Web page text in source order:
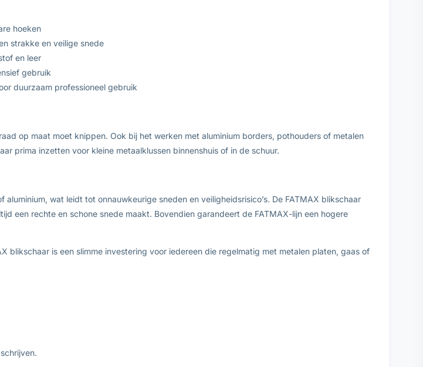
hoeken
strakke en veilige snede
en leer
gebruik
duurzaam professioneel gebruik
op maat moet knippen. Ook bij het werken met aluminium borders, pothouders of metalen
prima inzetten voor kleine metaalklussen binnenshuis of in de schuur.
wat leidt tot onnauwkeurige sneden en veiligheidsrisico’s. De FATMAX blikschaar
een rechte en schone snede maakt. Bovendien garandeert de FATMAX-lijn een hogere
blikschaar is een slimme investering voor iedereen die regelmatig met metalen platen, gaas of